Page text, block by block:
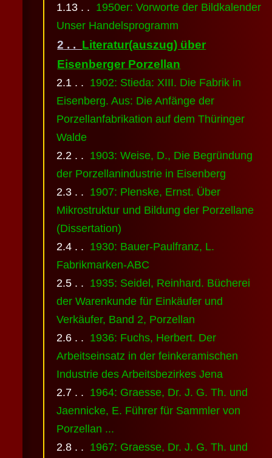
1950er: Vorworte der Bildkalender
Unser Handelsprogramm
Literatur(auszug) über
Eisenberger Porzellan
1902: Stieda: XIII. Die Fabrik in
Eisenberg. Aus: Die Anfänge der
Porzellanfabrikation auf dem Thüringer
Walde
1903: Weise, D., Die Begründung
der Porzellanindustrie in Eisenberg
1907: Plenske, Ernst. Über
Mikrostruktur und Bildung der Porzellane
(Dissertation)
1930: Bauer-Paulfranz, L.
Fabrikmarken-ABC
1935: Seidel, Reinhard. Bücherei
der Warenkunde für Einkäufer und
Verkäufer, Band 2, Porzellan
1936: Fuchs, Herbert. Der
Arbeitseinsatz in der feinkeramischen
Industrie des Arbeitsbezirkes Jena
1964: Graesse, Dr. J. G. Th. und
Jaennicke, E. Führer für Sammler von
Porzellan ...
1967: Graesse, Dr. J. G. Th. und